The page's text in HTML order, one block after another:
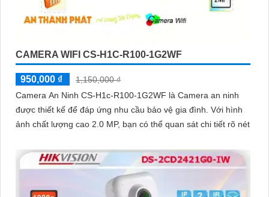
CAMERA WIFI CS-H1C-R100-1G2WF
950,000 ₫
1,150,000 ₫
Camera An Ninh CS-H1c-R100-1G2WF là Camera an ninh
được thiết kế để đáp ứng nhu cầu bảo vệ gia đình. Với hình
ảnh chất lượng cao 2.0 MP, bạn có thể quan sát chi tiết rõ nét